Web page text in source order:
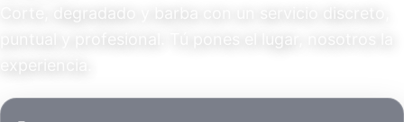
Corte, degradado y barba con un servicio discreto,
puntual y profesional. Tú pones el lugar, nosotros la